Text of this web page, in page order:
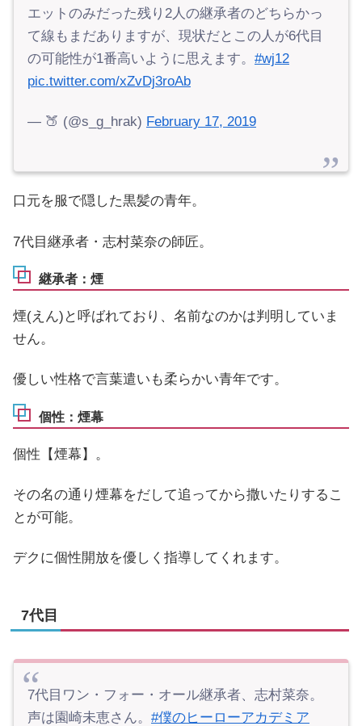
エットのみだった残り2人の継承者のどちらかっ
て線もまだありますが、現状だとこの人が6代目
の可能性が1番高いように思えます。 #wj12
pic.twitter.com/xZvDj3roAb
— 🍑 (@s_g_hrak) February 17, 2019
口元を服で隠した黒髪の青年。
7代目継承者・志村菜奈の師匠。
継承者：煙
煙(えん)と呼ばれており、名前なのかは判明していま
せん。
優しい性格で言葉遣いも柔らかい青年です。
個性：煙幕
個性【煙幕】。
その名の通り煙幕をだして追ってから撒いたりするこ
とが可能。
デクに個性開放を優しく指導してくれます。
7代目
7代目ワン・フォー・オール継承者、志村菜奈。
声は園崎未恵さん。 #僕のヒーローアカデミア